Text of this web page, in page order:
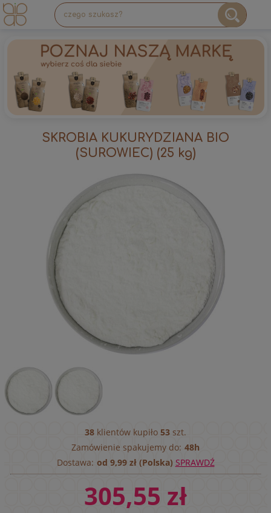
SKROBIA KUKURYDZIANA BIO
(SUROWIEC) (25 kg)
38 klientów kupiło 53 szt.
Zamówienie spakujemy do: 48h
Dostawa: od 9,99 zł (Polska) SPRAWDŹ
305,55 zł